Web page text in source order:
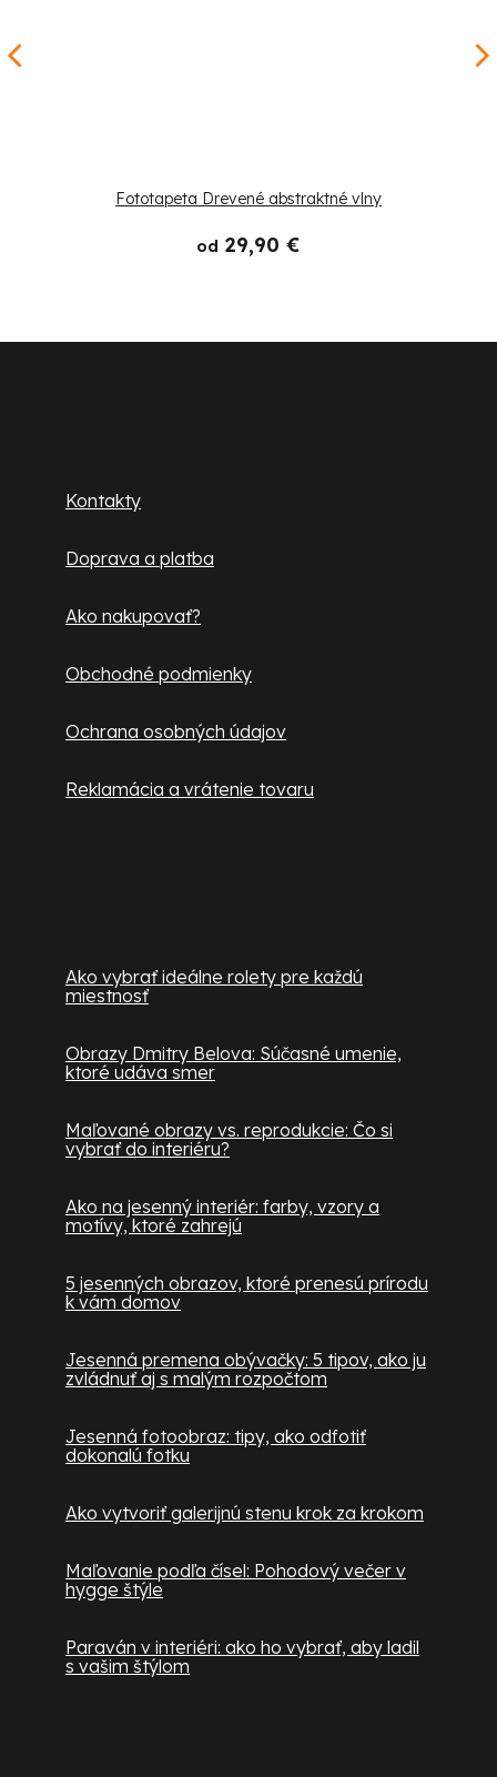
Fototapeta Drevené abstraktné vlny
od 29,90 €
Kontakty
Doprava a platba
Ako nakupovať?
Obchodné podmienky
Ochrana osobných údajov
Reklamácia a vrátenie tovaru
Ako vybrať ideálne rolety pre každú
miestnosť
Obrazy Dmitry Belova: Súčasné umenie,
ktoré udáva smer
Maľované obrazy vs. reprodukcie: Čo si
vybrať do interiéru?
Ako na jesenný interiér: farby, vzory a
motívy, ktoré zahrejú
5 jesenných obrazov, ktoré prenesú prírodu
k vám domov
Jesenná premena obývačky: 5 tipov, ako ju
zvládnuť aj s malým rozpočtom
Jesenná fotoobraz: tipy, ako odfotiť
dokonalú fotku
Ako vytvoriť galerijnú stenu krok za krokom
Maľovanie podľa čísel: Pohodový večer v
hygge štýle
Paraván v interiéri: ako ho vybrať, aby ladil
s vašim štýlom